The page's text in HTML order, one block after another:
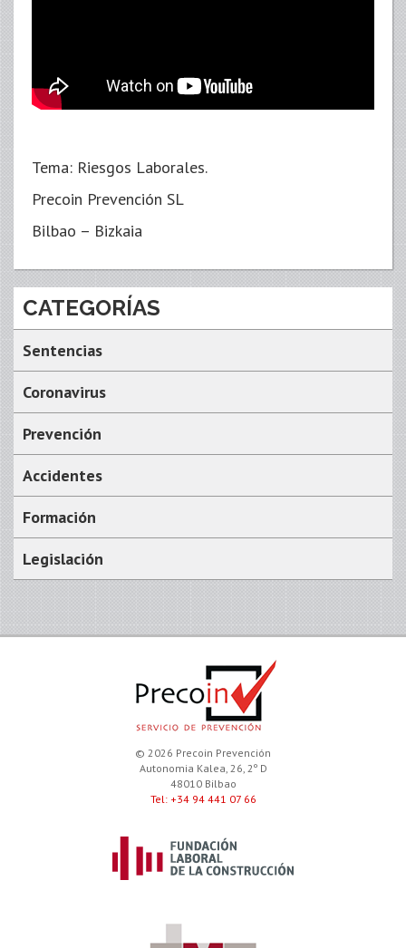
Tema: Riesgos Laborales.
Precoin Prevención SL
Bilbao – Bizkaia
CATEGORÍAS
Sentencias
Coronavirus
Prevención
Accidentes
Formación
Legislación
© 2026 Precoin Prevención
Autonomia Kalea, 26, 2º D
48010 Bilbao
Tel: +34 94 441 07 66